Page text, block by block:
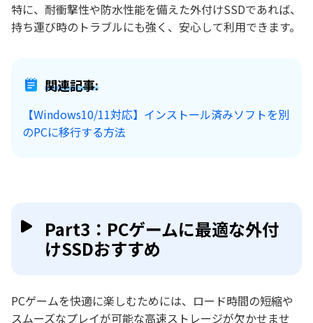
特に、耐衝撃性や防水性能を備えた外付けSSDであれば、
持ち運び時のトラブルにも強く、安心して利用できます。
関連記事:
【Windows10/11対応】インストール済みソフトを別
のPCに移行する方法
Part3：PCゲームに最適な外付
けSSDおすすめ
PCゲームを快適に楽しむためには、ロード時間の短縮や
スムーズなプレイが可能な高速ストレージが欠かせませ